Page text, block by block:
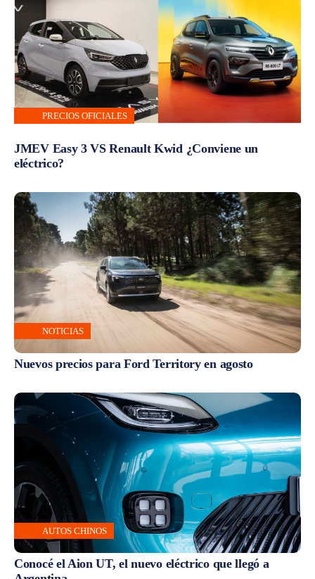
PRECIOS OFICIALES
JMEV Easy 3 VS Renault Kwid ¿Conviene un
eléctrico?
NOTICIAS
Nuevos precios para Ford Territory en agosto
AUTOS CHINOS
Conocé el Aion UT, el nuevo eléctrico que llegó a